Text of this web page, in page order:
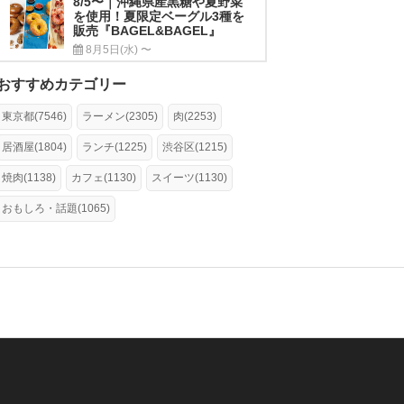
を使用！夏限定ベーグル3種を
販売『BAGEL&BAGEL』
8月5日(水) 〜
すすめカテゴリー
東京都(7546) ラーメン(2305) 肉(2253)
居酒屋(1804) ランチ(1225) 渋谷区(1215)
焼肉(1138) カフェ(1130) スイーツ(1130)
おもしろ・話題(1065)